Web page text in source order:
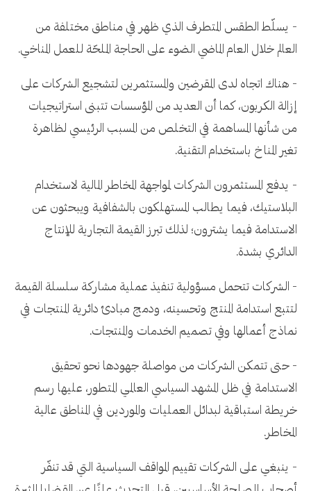
- يسلّط الطقس المتطرف الذي ظهر في مناطق مختلفة من
العالم خلال العام الماضي الضوء على الحاجة الملحّة للعمل المناخي.
- هناك اتجاه لدى المقرضين والمستثمرين لتشجيع الشركات على
إزالة الكربون، كما أن العديد من المؤسسات تتبنى استراتيجيات
من شأنها المساهمة في التخلص من المسبب الرئيسي لظاهرة
تغير المناخ باستخدام التقنية.
- يدفع المستثمرون الشركات لمواجهة المخاطر المالية لاستخدام
البلاستيك، فيما يطالب المستهلكون بالشفافية ويبحثون عن
الاستدامة فيما يشترون؛ لذلك تبرز القيمة التجارية للإنتاج
الدائري بشدة.
- الشركات تتحمل مسؤولية تنفيذ عملية مشاركة سلسلة القيمة
لتتبع استدامة المنتج وتحسينه، ودمج مبادئ دائرية المنتجات في
نماذج أعمالها وفي تصميم الخدمات والمنتجات.
- حتى تتمكن الشركات من مواصلة جهودها نحو تحقيق
الاستدامة في ظل المشهد السياسي العالمي المتطور، عليها رسم
خريطة استباقية لبدائل العمليات والموردين في المناطق عالية
المخاطر.
- ينبغي على الشركات تقييم المواقف السياسية التي قد تنفّر